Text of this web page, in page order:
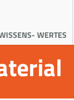
WERTES